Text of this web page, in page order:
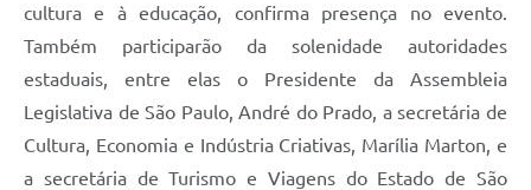
cultura e à educação, confirma presença no evento.
Também participarão da solenidade autoridades
estaduais, entre elas o Presidente da Assembleia
Legislativa de São Paulo, André do Prado, a secretária de
Cultura, Economia e Indústria Criativas, Marília Marton, e
a secretária de Turismo e Viagens do Estado de São